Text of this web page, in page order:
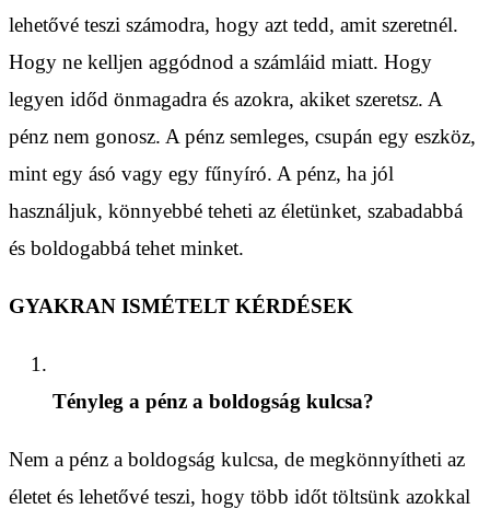
lehetővé teszi számodra, hogy azt tedd, amit szeretnél.
Hogy ne kelljen aggódnod a számláid miatt. Hogy
legyen időd önmagadra és azokra, akiket szeretsz. A
pénz nem gonosz. A pénz semleges, csupán egy eszköz,
mint egy ásó vagy egy fűnyíró. A pénz, ha jól
használjuk, könnyebbé teheti az életünket, szabadabbá
és boldogabbá tehet minket.
GYAKRAN ISMÉTELT KÉRDÉSEK
Tényleg a pénz a boldogság kulcsa?
Nem a pénz a boldogság kulcsa, de megkönnyítheti az
életet és lehetővé teszi, hogy több időt töltsünk azokkal